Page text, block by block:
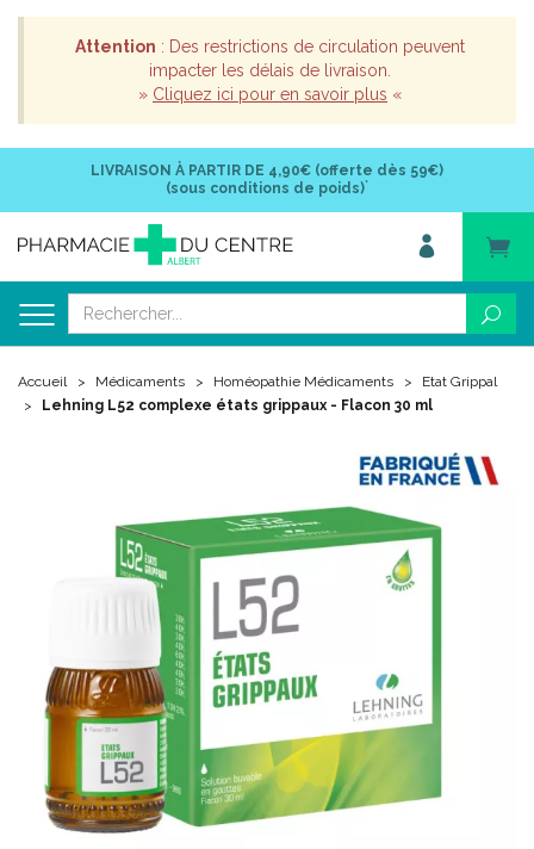
Attention : Des restrictions de circulation peuvent
impacter les délais de livraison.
» Cliquez ici pour en savoir plus «
LIVRAISON À PARTIR DE 4,90€ (offerte dès 59€)
(sous conditions de poids)*
Accueil Médicaments Homéopathie Médicaments
Etat Grippal
Lehning L52 complexe états grippaux - Flacon 30 ml